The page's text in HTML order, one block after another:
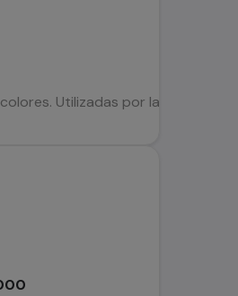
Utilizadas por las